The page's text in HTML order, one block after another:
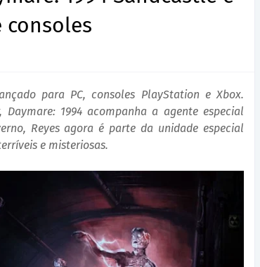
consoles
para PC, consoles PlayStation e Xbox.
1994 acompanha a agente especial
Reyes agora é parte da unidade especial
e misteriosas.